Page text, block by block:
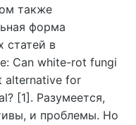
также
форма
статей в
Can white-rot fungi
alternative for
[1]. Разумеется,
и проблемы. Но